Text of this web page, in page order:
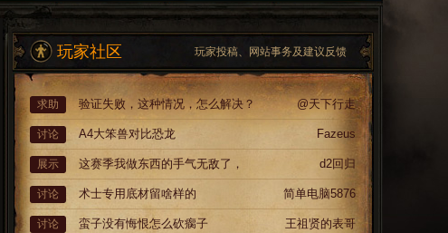
玩家社区 玩家投稿、网站事务及建议反馈
求助 验证失败，这种情况，怎么解决？ @天下行走
讨论 A4大笨兽对比恐龙 Fazeus
展示 这赛季我做东西的手气无敌了， d2回归
讨论 术士专用底材留啥样的 简单电脑5876
讨论 蛮子没有悔恨怎么砍瘸子 王祖贤的表哥